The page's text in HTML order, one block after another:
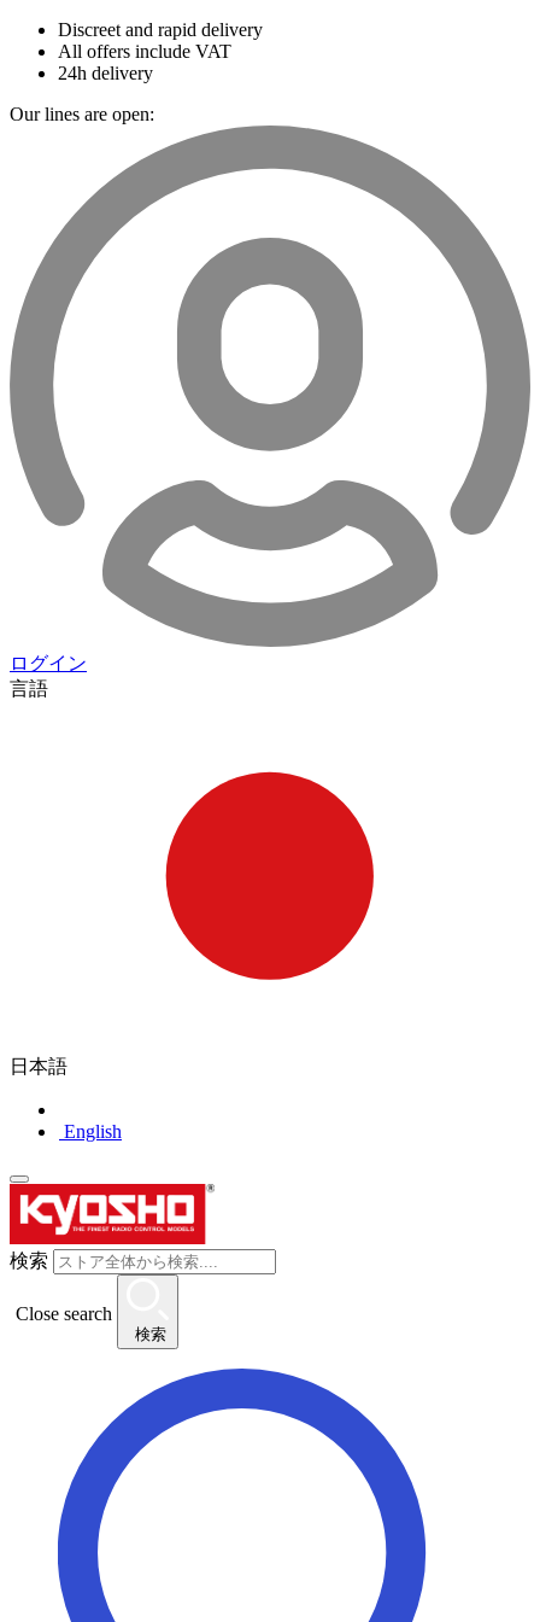
Discreet and rapid delivery
All offers include VAT
24h delivery
Our lines are open:
ログイン
言語
日本語
English
検索
Close search
検索